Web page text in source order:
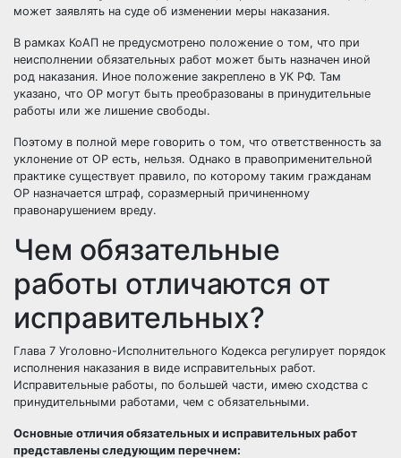
может заявлять на суде об изменении меры наказания.
В рамках КоАП не предусмотрено положение о том, что при
неисполнении обязательных работ может быть назначен иной
род наказания. Иное положение закреплено в УК РФ. Там
указано, что ОР могут быть преобразованы в принудительные
работы или же лишение свободы.
Поэтому в полной мере говорить о том, что ответственность за
уклонение от ОР есть, нельзя. Однако в правоприменительной
практике существует правило, по которому таким гражданам
ОР назначается штраф, соразмерный причиненному
правонарушением вреду.
Чем обязательные
работы отличаются от
исправительных?
Глава 7 Уголовно-Исполнительного Кодекса регулирует порядок
исполнения наказания в виде исправительных работ.
Исправительные работы, по большей части, имею сходства с
принудительными работами, чем с обязательными.
Основные отличия обязательных и исправительных работ
представлены следующим перечнем: